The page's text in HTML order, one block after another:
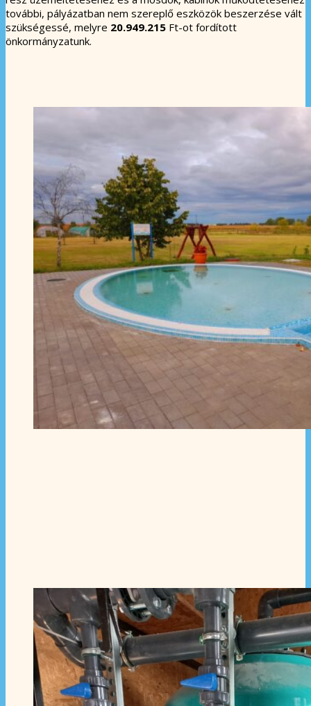
további, pályázatban nem szereplő eszközök beszerzése vált
szükségessé, melyre 20.949.215 Ft-ot fordított
önkormányzatunk.